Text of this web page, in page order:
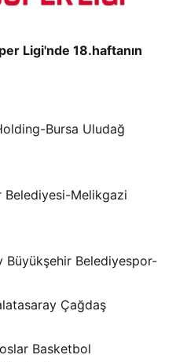
Ligi'nde 18.haftanın
Bursa Uludağ
Belediyesi-Melikgazi
Büyükşehir Belediyespor-
Çağdaş
Basketbol